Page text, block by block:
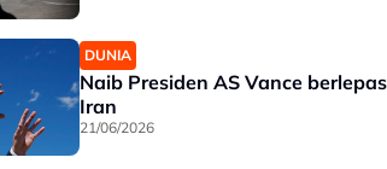
DUNIA
Naib Presiden AS Vance
Iran
21/06/2026